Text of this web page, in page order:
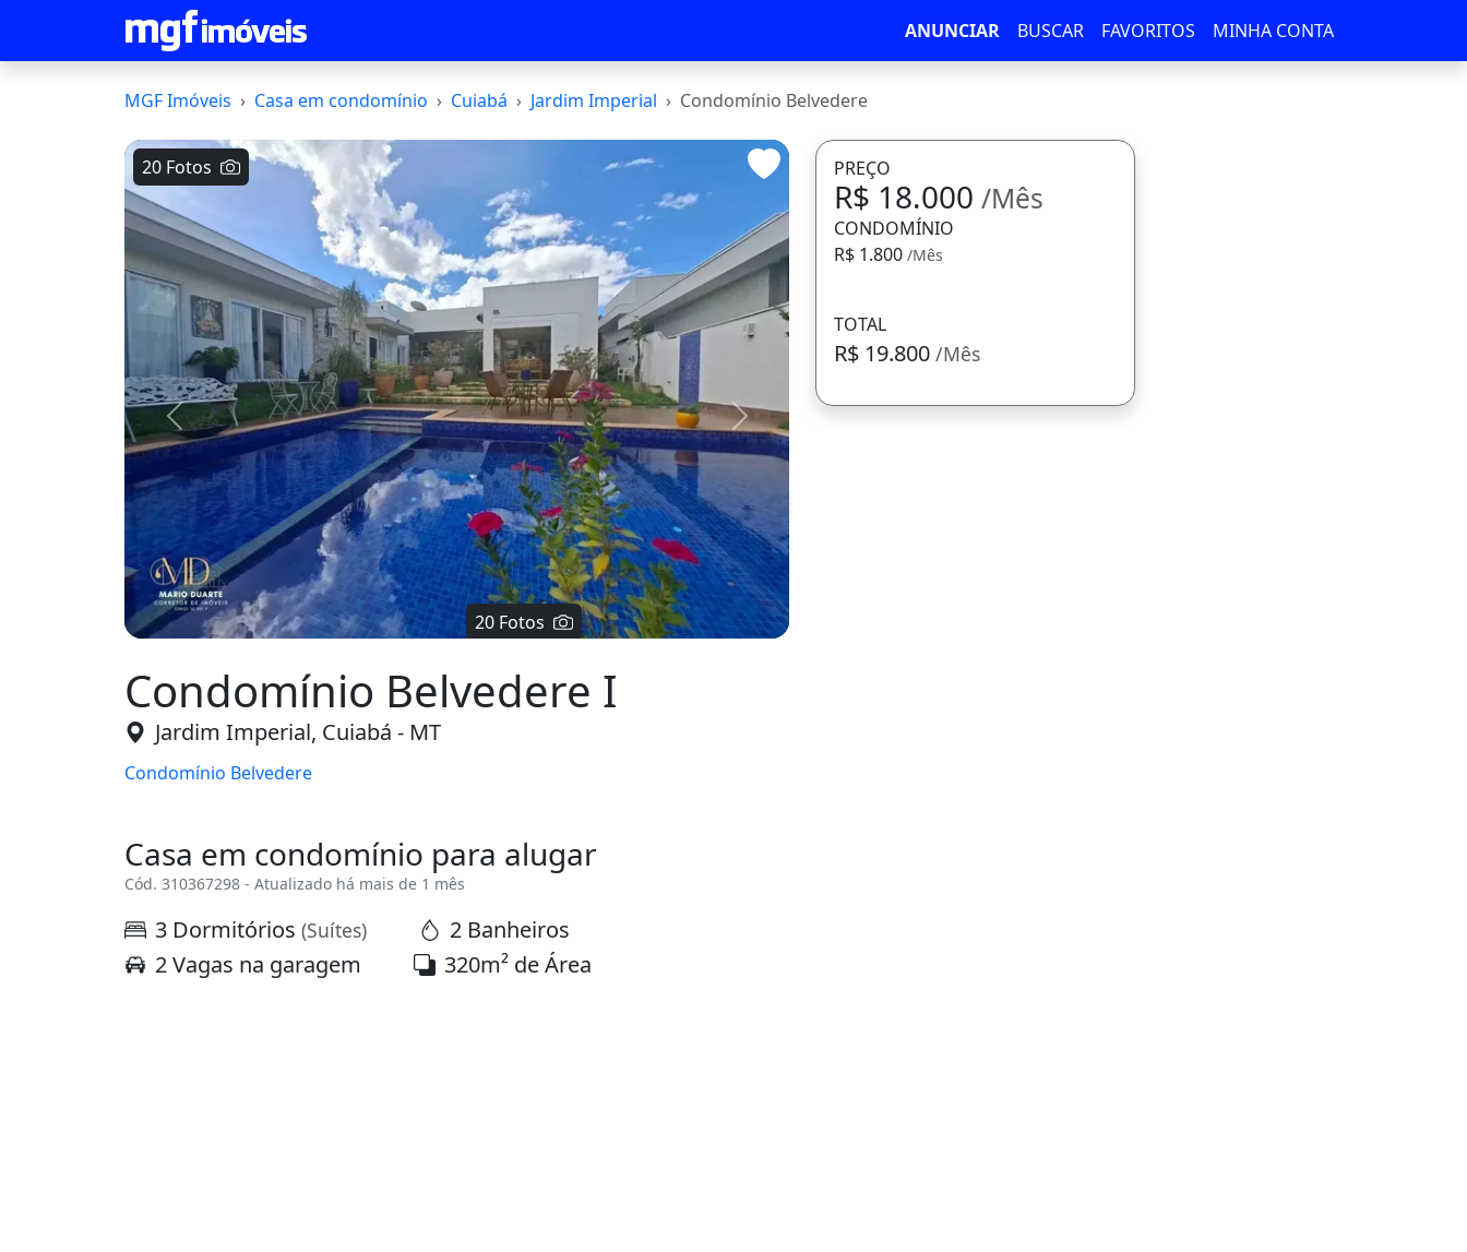
ANUNCIAR BUSCAR FAVORITOS MINHA CONTA
MGF Imóveis Casa em condomínio Cuiabá Jardim Imperial Condomínio Belvedere
20 Fotos
20 Fotos
Voltar Avançar
Condomínio Belvedere I
Jardim Imperial, Cuiabá - MT
Condomínio Belvedere
Casa em condomínio para alugar
Cód. 310367298 - Atualizado há mais de 1 mês
3 Dormitórios (Suítes)
2 Banheiros
2 Vagas na garagem
320m² de Área
PREÇO
R$ 18.000/Mês
CONDOMÍNIO
R$ 1.800/Mês
TOTAL
R$ 19.800/Mês